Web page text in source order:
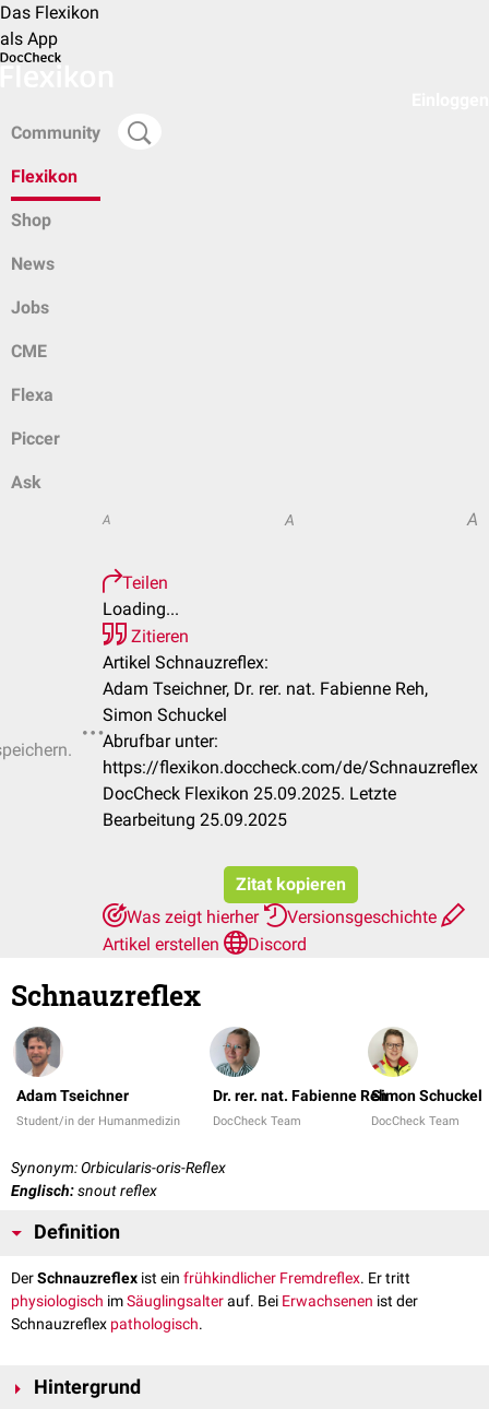
Das Flexikon
als App
Community
Flexikon
Shop
News
Jobs
CME
Flexa
Piccer
Ask
A A A
Teilen
Loading...
Zitieren
Artikel Schnauzreflex:
Adam Tseichner, Dr. rer. nat. Fabienne Reh,
Simon Schuckel
Abrufbar unter:
https://flexikon.doccheck.com/de/Schnauzreflex
DocCheck Flexikon 25.09.2025. Letzte
Bearbeitung 25.09.2025
Zitat kopieren
Was zeigt hierher
Versionsgeschichte
Artikel erstellen
Discord
Schnauzreflex
Adam Tseichner
Student/in der Humanmedizin
Dr. rer. nat. Fabienne Reh
DocCheck Team
Simon Schuckel
DocCheck Team
Synonym: Orbicularis-oris-Reflex
Englisch:snout reflex
Definition
DerSchnauzreflex ist ein frühkindlicher Fremdreflex. Er tritt
physiologisch imSäuglingsalterauf. Bei Erwachsenen ist der
Schnauzreflex pathologisch.
Hintergrund